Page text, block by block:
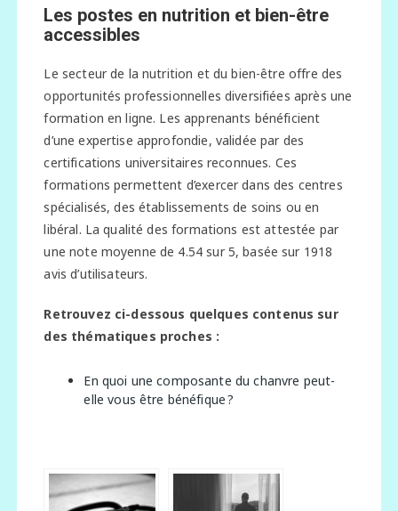
Les postes en nutrition et bien-être
accessibles
Le secteur de la nutrition et du bien-être offre des
opportunités professionnelles diversifiées après une
formation en ligne. Les apprenants bénéficient
d’une expertise approfondie, validée par des
certifications universitaires reconnues. Ces
formations permettent d’exercer dans des centres
spécialisés, des établissements de soins ou en
libéral. La qualité des formations est attestée par
une note moyenne de 4.54 sur 5, basée sur 1918
avis d’utilisateurs.
Retrouvez ci-dessous quelques contenus sur
des thématiques proches :
En quoi une composante du chanvre peut-
elle vous être bénéfique ?